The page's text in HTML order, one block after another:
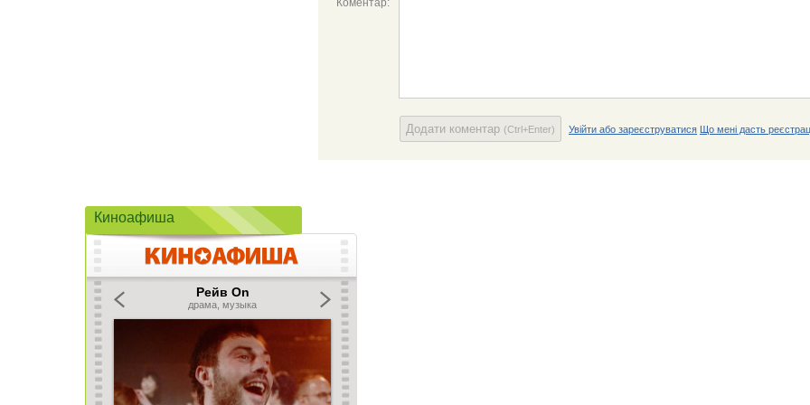
Коментар:
Додати коментар (Ctrl+Enter) Увійти або зареєструватися Що мені дасть
Киноафиша